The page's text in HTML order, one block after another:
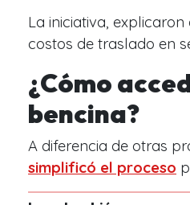
La iniciativa,
costos de traslado en
¿Cómo
bencina?
A diferencia de otras
simplificó el proceso